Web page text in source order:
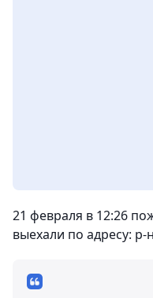
21 февраля в 12:26
выехали по адресу: